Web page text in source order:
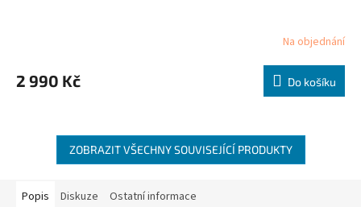
R
M
A
produktu
je
Na objednání
2 990 Kč Do košíku
ZOBRAZIT VŠECHNY SOUVISEJÍCÍ PRODUKTY
Popis Diskuze Ostatní informace